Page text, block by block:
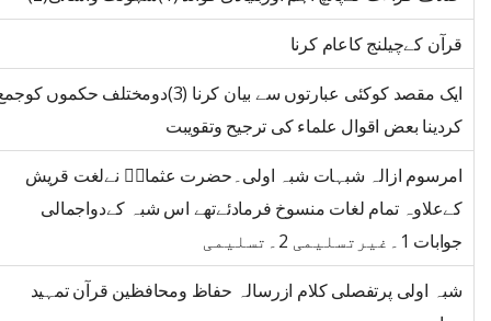
قرآن کےچیلنج کاعام کرنا
ایک مقصد کوکئی عبارتوں سے بیان کرنا (3)دومختلف حکموں
کردینا بعض اقوال علماء کی ترجیح وتقویبت
امرسوم ازالہ شبہات شبہ اولی۔حضرت عثمانؓ نےلغت قریش
کےعلاوہ تمام لغات منسوخ فرمادئےتھے اس شبہ کےدواجمالی
جوابات 1۔غیرتسلیمی 2۔تسلیمی
شبہ اولی پرتفصلی کلام ازرسالہ حفاظ ومحافظین قرآن تمہید